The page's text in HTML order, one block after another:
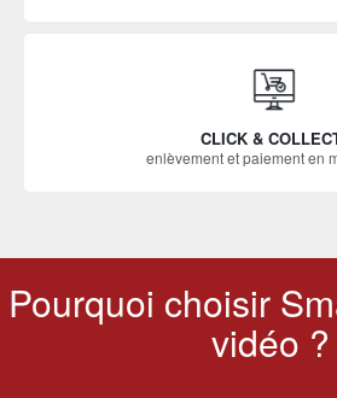
CLICK &
enlèvement et paiement en
Pourquoi choisir
vidéo ?